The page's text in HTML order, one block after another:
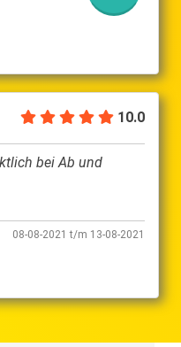
10.0
bei Ab und
08-08-2021 t/m 13-08-2021